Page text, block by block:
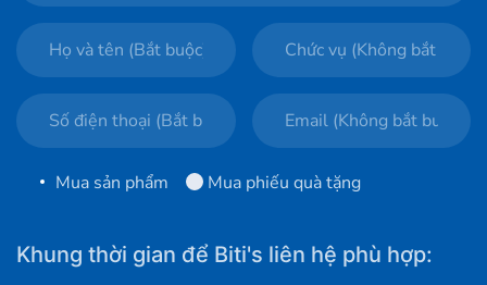
Mua sản phẩm Mua phiếu quà tặng
Khung thời gian để Biti's liên hệ phù hợp: